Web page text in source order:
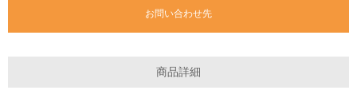
お問い合わせ先
商品詳細